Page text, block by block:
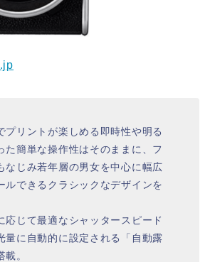
プリントが楽しめる即時性や明る
た簡単な操作性はそのままに、フ
なじみ若年層の男女を中心に幅広
ルできるクラシックなデザインを
応じて最適なシャッタースピード
量に自動的に設定される「自動露
。